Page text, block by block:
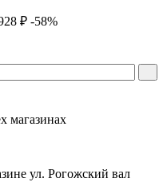
₽ -58%
магазинах
ул. Рогожский вал